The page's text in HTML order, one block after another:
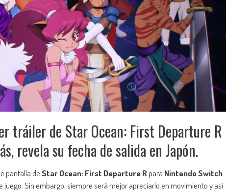
tráiler de Star Ocean: First Departure R
revela su fecha de salida en Japón.
pantalla deStar Ocean: First Departure Rpara Nintendo Switch.
Sin embargo, siempre será mejor apreciarlo en movimiento y así